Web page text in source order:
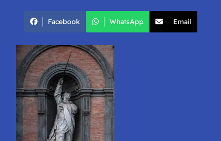
Facebook WhatsApp Email